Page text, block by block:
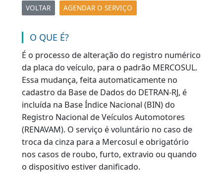
Padrão Mercosul)
VOLTAR AGENDAR O SERVIÇO |
O QUE É?
É o processo de alteração do registro
da placa do veículo, para o padrão MERCOSUL.
Essa mudança, feita automaticamente no
cadastro da Base de Dados do DETRAN-RJ, é
incluída na Base Índice Nacional (BIN) do